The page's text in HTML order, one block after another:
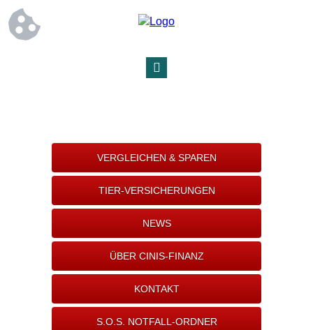
VERGLEICHEN & SPAREN
TIER-VERSICHERUNGEN
NEWS
ÜBER CINIS-FINANZ
KONTAKT
S.O.S. NOTFALL-ORDNER